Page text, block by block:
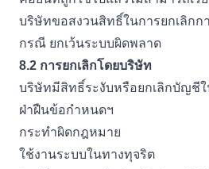
บริษัทขอสงวนสิทธิ์ในการยกเลิก
กรณี ยกเว้นระบบผิดพลาด
8.2 การยกเลิกโดยบริษัท
บริษัทมีสิทธิ์ระงับหรือยกเลิกบัญชี
ฝ่าฝืนข้อกำหนดฯ
กระทำผิดกฎหมาย
ใช้งานระบบในทางทุจริต